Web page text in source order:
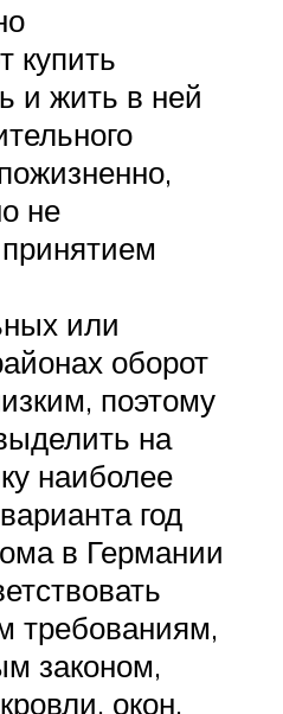
купить
и жить в ней
не
или
оборот
поэтому
на
наиболее
год
в Германии
требованиям,
законом,
окон,